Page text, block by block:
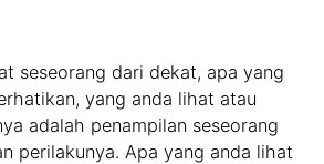
seseorang dari dekat, apa yang
yang anda lihat atau
adalah penampilan seseorang
perilakunya. Apa yang anda lihat